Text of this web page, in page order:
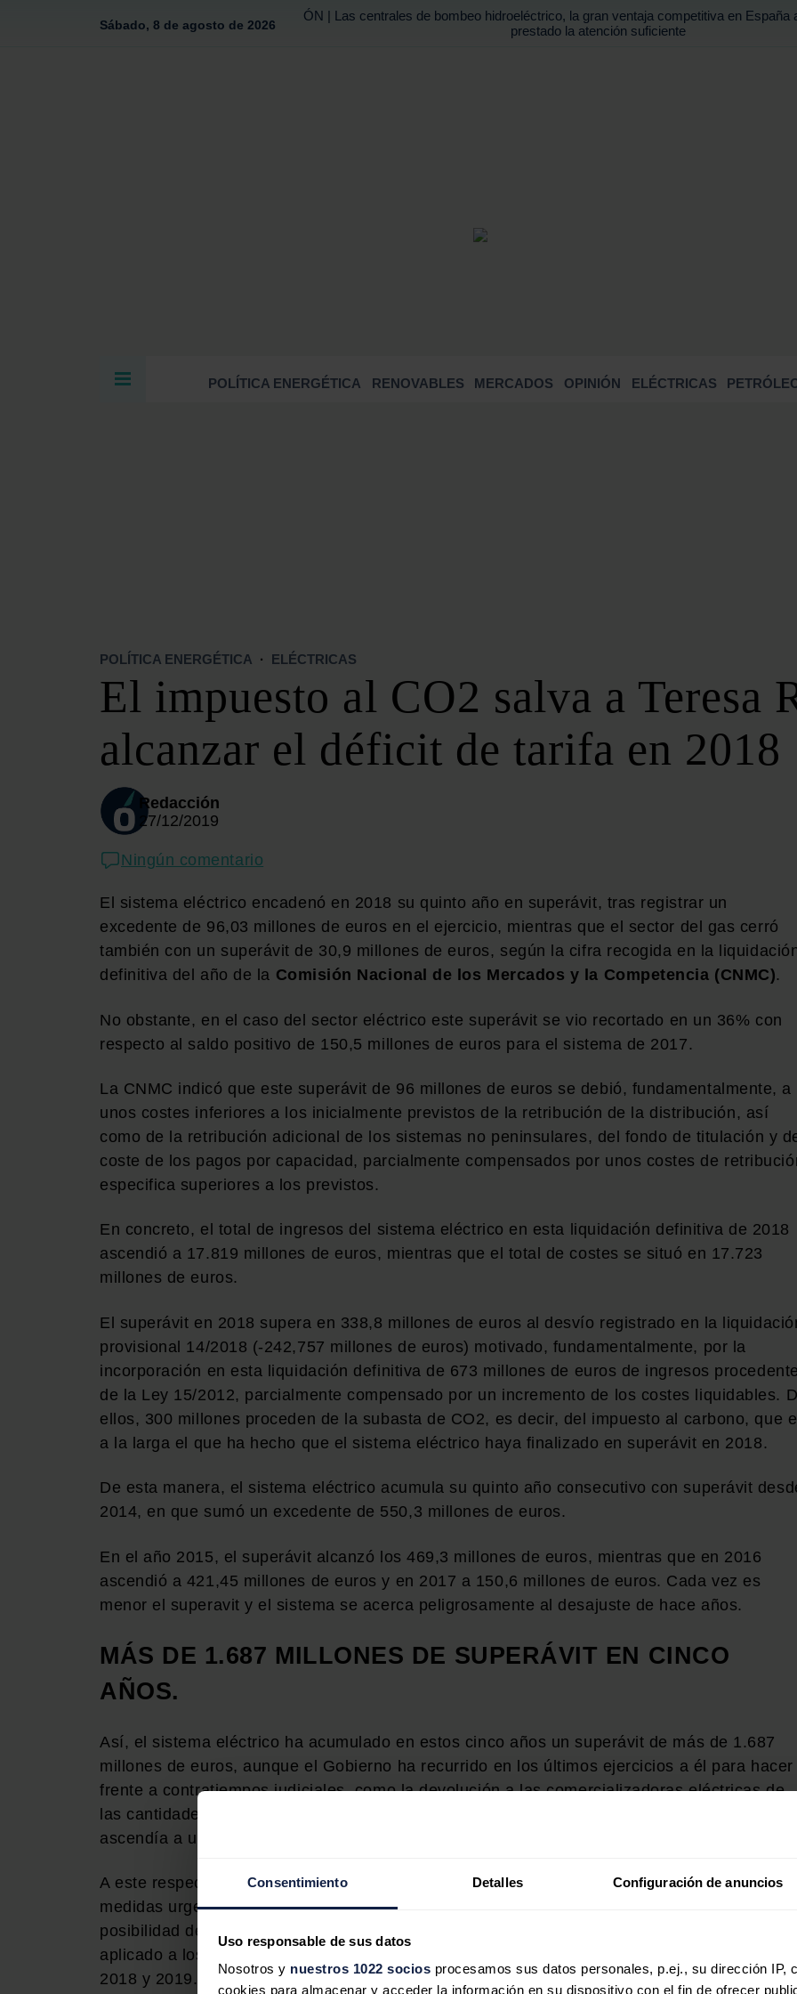
Consentimiento Detalles Configuración de anuncios
Uso responsable de sus datos
Nosotros y nuestros 1022 socios procesamos sus datos personales, p.ej., su dirección IP,
cookies para almacenar y acceder la información en su dispositivo con el fin de ofrecer
Sábado, 8 de agosto de 2026
ÓN | Las centrales de bombeo hidroeléctrico, la gran ventaja competitiva en España
prestado la atención suficiente
MOVILIDAD
ALMACENAMIENTO
STARTUPS & INNOVACIÓN
TOP 10
FORO DE AUTOCONSUMO
FORO DE TRANSICIÓN ENERGÉTICA
POLÍTICA ENERGÉTICA RENOVABLES MERCADOS OPINIÓN ELÉCTRICAS
POLÍTICA ENERGÉTICA · ELÉCTRICAS
El impuesto al CO2 salva a Teresa
alcanzar el déficit de tarifa en 2018
Redacción
27/12/2019
Ningún comentario
El sistema eléctrico encadenó en 2018 su quinto año en superávit, tras registrar un
excedente de 96,03 millones de euros en el ejercicio, mientras que el sector del gas cerró
también con un superávit de 30,9 millones de euros, según la cifra recogida en la
definitiva del año de la Comisión Nacional de los Mercados y la Competencia (CNMC).
No obstante, en el caso del sector eléctrico este superávit se vio recortado en un 36% con
respecto al saldo positivo de 150,5 millones de euros para el sistema de 2017.
La CNMC indicó que este superávit de 96 millones de euros se debió, fundamentalmente, a
unos costes inferiores a los inicialmente previstos de la retribución de la distribución, así
como de la retribución adicional de los sistemas no peninsulares, del fondo de titulación y
coste de los pagos por capacidad, parcialmente compensados por unos costes de
especifica superiores a los previstos.
En concreto, el total de ingresos del sistema eléctrico en esta liquidación definitiva de 2018
ascendió a 17.819 millones de euros, mientras que el total de costes se situó en 17.723
millones de euros.
El superávit en 2018 supera en 338,8 millones de euros al desvío registrado en la
provisional 14/2018 (-242,757 millones de euros) motivado, fundamentalmente, por la
incorporación en esta liquidación definitiva de 673 millones de euros de ingresos
de la Ley 15/2012, parcialmente compensado por un incremento de los costes liquidables.
ellos, 300 millones proceden de la subasta de CO2, es decir, del impuesto al carbono, que
a la larga el que ha hecho que el sistema eléctrico haya finalizado en superávit en 2018.
De esta manera, el sistema eléctrico acumula su quinto año consecutivo con superávit
2014, en que sumó un excedente de 550,3 millones de euros.
En el año 2015, el superávit alcanzó los 469,3 millones de euros, mientras que en 2016
ascendió a 421,45 millones de euros y en 2017 a 150,6 millones de euros. Cada vez es
menor el superavit y el sistema se acerca peligrosamente al desajuste de hace años.
MÁS DE 1.687 MILLONES DE SUPERÁVIT EN CINCO
AÑOS.
Así, el sistema eléctrico ha acumulado en estos cinco años un superávit de más de 1.687
millones de euros, aunque el Gobierno ha recurrido en los últimos ejercicios a él para hacer
frente a contratiempos judiciales, como la devolución a las comercializadoras eléctricas de
las cantidades abonadas por el bono social en los ejercicios 2015 y 2016, importe que
ascendía a unos 500 millones de euros.
A este respecto, en octubre de 2018 el Gobierno también aprobó, dentro del real decreto de
medidas urgentes aprobado para combatir la subida del precio de la luz, introducir la
posibilidad de que el superávit acumulado de ingresos del sector eléctrico pudiera ser
aplicado a los desajustes de ingresos y gastos que se pudieran producir en los ejercicios
2018 y 2019.